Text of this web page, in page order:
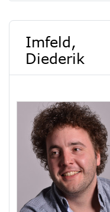
Imfeld,
Diederik